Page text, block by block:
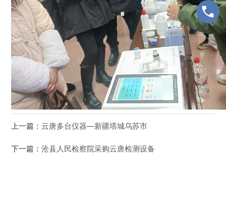
上一篇： 云唐多台仪器—新疆塔城乌苏市
下一篇：沧县人民检察院采购云唐检测设备